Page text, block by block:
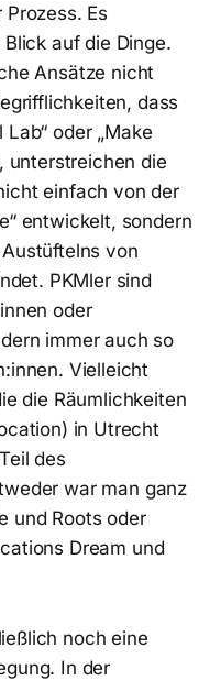
Es
auf die Dinge.
Ansätze nicht
dass
Lab“ oder „Make
unterstreichen die
einfach von der
entwickelt, sondern
von
PKMler sind
oder
immer auch so
Vielleicht
die Räumlichkeiten
in Utrecht
des
war man ganz
und Roots oder
Dream und
noch eine
In der